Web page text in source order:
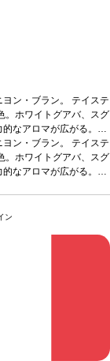
ン・ブラン。 テイステ
。ホワイトグアバ、スグ
なアロマが広がる。垂
ターフルーツ、キウ
ほのかなサワークリー
イの鮮やかな含みと、
ジに変更されます、ご
ン・ブラン。 テイステ
。ホワイトグアバ、スグ
なアロマが広がる。垂
イの鮮やかな含みと、
ジに変更されます、ご
ン